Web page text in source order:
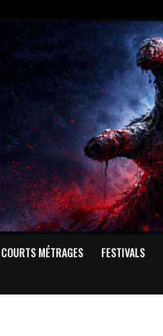
COURTS MÉTRAGES FESTIVALS